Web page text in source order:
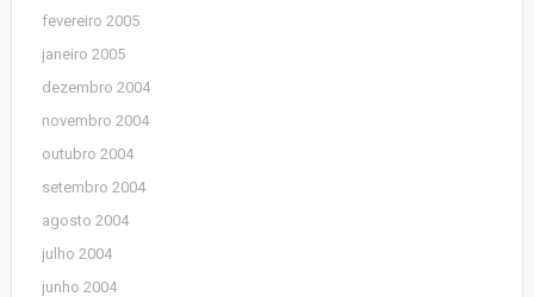
fevereiro 2005
janeiro 2005
dezembro 2004
novembro 2004
outubro 2004
setembro 2004
agosto 2004
julho 2004
junho 2004